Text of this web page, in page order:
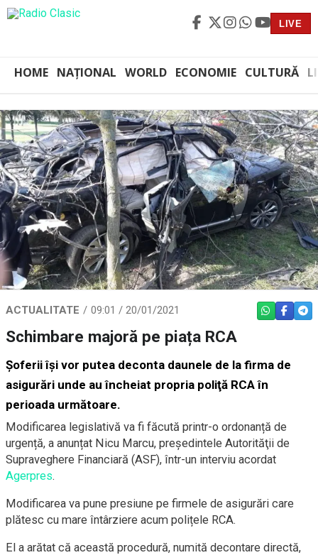
LIVE
HOME NAȚIONAL WORLD ECONOMIE CULTURĂ
ACTUALITATE 09:01 / 20/01/2021 WHATSAPP
Schimbare majoră pe piața RCA
Şoferii îşi vor putea deconta daunele de la firma de
asigurări unde au încheiat propria poliţă RCA în
perioada următoare.
Modificarea legislativă va fi făcută printr-o ordonanță de
urgență, a anunțat Nicu Marcu, preşedintele Autorităţii de
Supraveghere Financiară (ASF), într-un interviu acordat
Agerpres.
Modificarea va pune presiune pe firmele de asigurări care
plătesc cu mare întârziere acum polițele RCA.
El a arătat că această procedură, numită decontare directă,